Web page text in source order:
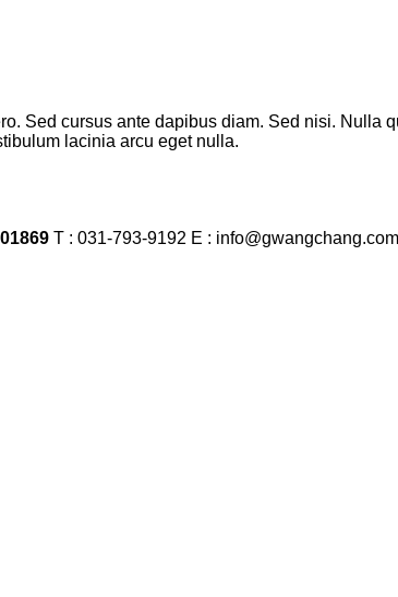
Sed cursus ante dapibus diam. Sed nisi. Nulla
lacinia arcu eget nulla.
T : 031-793-9192 E : info@gwangchang.com